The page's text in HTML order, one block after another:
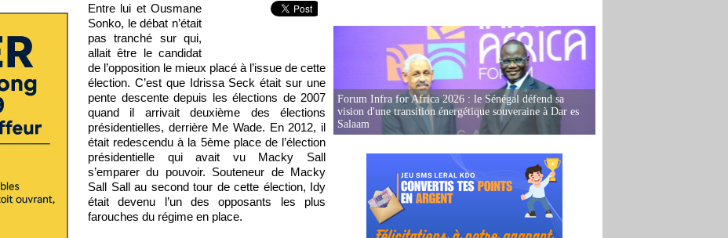
Entre lui et Ousmane
Sonko, le débat n’était
pas tranché sur qui,
allait être le candidat
de l’opposition le mieux placé à l’issue de cette
élection. C’est que Idrissa Seck était sur une
pente descente depuis les élections de 2007
quand il arrivait deuxième des élections
présidentielles, derrière Me Wade. En 2012, il
était redescendu à la 5ème place de l’élection
présidentielle qui avait vu Macky Sall
s’emparer du pouvoir. Souteneur de Macky
Sall Sall au second tour de cette élection, Idy
était devenu l’un des opposants les plus
farouches du régime en place.
Forum Infra for Africa 2026 : le Sénégal défend sa
vision d'une transition énergétique souveraine à Dar es
Salaam